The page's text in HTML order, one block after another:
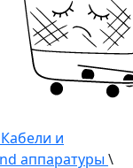
Кабели и
аппаратуры \